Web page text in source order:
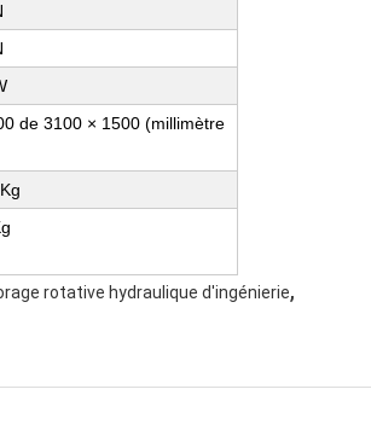
de 3100 × 1500 (millimètre
rotative hydraulique d'ingénierie,